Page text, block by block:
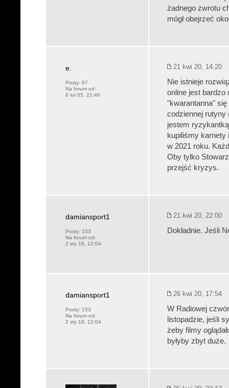
żadnego zwrotu
mógł obejrzeć
e.
Posty: 67
Na forum od:
6 lut 05, 22:46
21 kwi 20, 14:20
Nie istnieje
online jest bardzo
"kwarantanna"
codziennej rutyny
jestem
kupiliśmy karnety
w 2021 roku.
Oby tylko
przejść kryzys.
damiansport1
Posty: 153
Na forum od:
2 sty 18, 12:04
21 kwi 20, 22:00
Dokładnie. Jeśli
damiansport1
Posty: 153
Na forum od:
2 sty 18, 12:04
26 kwi 20, 17:54
W Radiowej
listopadzie, jeśli
żeby filmy
byłyby zbyt duże.